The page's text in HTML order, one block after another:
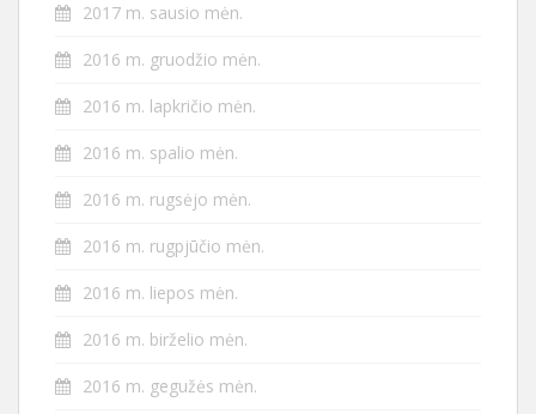
2017 m. sausio mėn.
2016 m. gruodžio mėn.
2016 m. lapkričio mėn.
2016 m. spalio mėn.
2016 m. rugsėjo mėn.
2016 m. rugpjūčio mėn.
2016 m. liepos mėn.
2016 m. birželio mėn.
2016 m. gegužės mėn.